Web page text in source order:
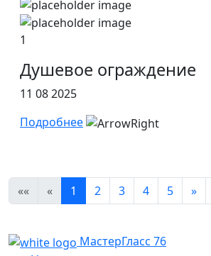
1
Душевое ограждение
11 08 2025
Подробнее
«« « 1 2 3 4 5 »
МастерГласс 76